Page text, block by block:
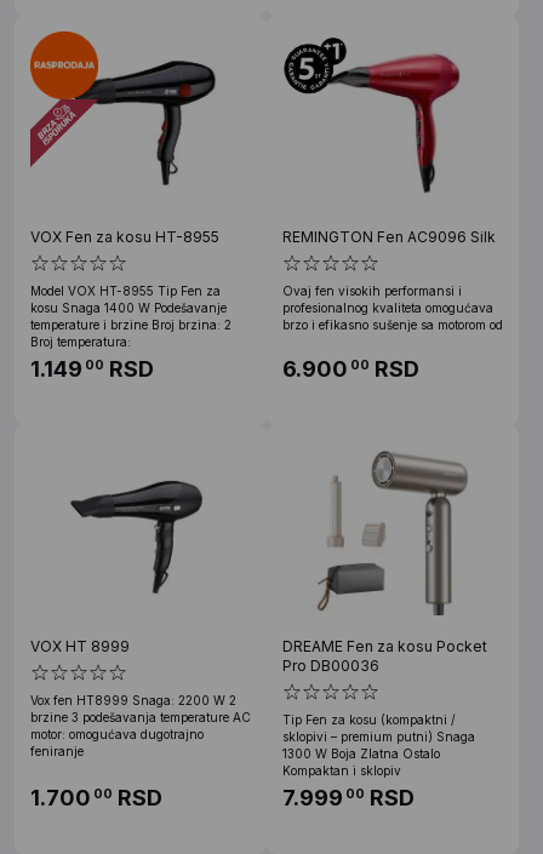
VOX Fen za kosu HT-8955
Model VOX HT-8955 Tip Fen za
kosu Snaga 1400 W Podešavanje
temperature i brzine Broj brzina: 2
Broj temperatura:
1.149 00 RSD
REMINGTON Fen AC9096 Silk
Ovaj fen visokih performansi i
profesionalnog kvaliteta omogućava
brzo i efikasno sušenje sa motorom od
6.900 00 RSD
VOX HT 8999
Vox fen HT8999 Snaga: 2200 W 2
brzine 3 podešavanja temperature AC
motor: omogućava dugotrajno
feniranje
1.700 00 RSD
DREAME Fen za kosu Pocket
Pro DB00036
Tip Fen za kosu (kompaktni /
sklopivi – premium putni) Snaga
1300 W Boja Zlatna Ostalo
Kompaktan i sklopiv
7.999 00 RSD